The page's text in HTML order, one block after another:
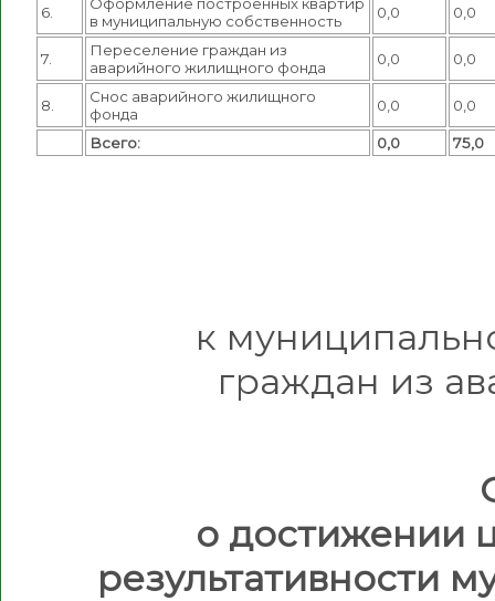
6.
в муниципальную собственность
0,0 0,0
7.
Переселение граждан из
аварийного жилищного фонда
0,0 0,0
8.
Снос аварийного жилищного
фонда
0,0 0,0
Всего: 0,0 75,0
к
граждан из
о достижении
результативности